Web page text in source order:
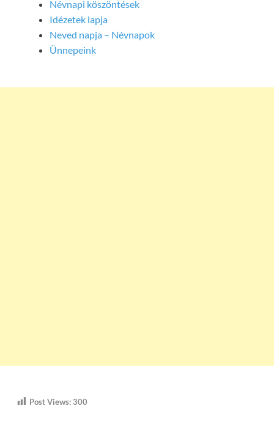
Névnapi köszöntések
Idézetek lapja
Neved napja – Névnapok
Ünnepeink
Post Views:300